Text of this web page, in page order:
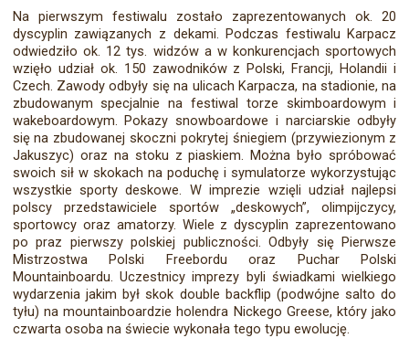
Na pierwszym festiwalu zostało zaprezentowanych ok. 20
dyscyplin zawiązanych z dekami. Podczas festiwalu Karpacz
odwiedziło ok. 12 tys. widzów a w konkurencjach sportowych
wzięło udział ok. 150 zawodników z Polski, Francji, Holandii i
Czech. Zawody odbyły się na ulicach Karpacza, na stadionie, na
zbudowanym specjalnie na festiwal torze skimboardowym i
wakeboardowym. Pokazy snowboardowe i narciarskie odbyły
się na zbudowanej skoczni pokrytej śniegiem (przywiezionym z
Jakuszyc) oraz na stoku z piaskiem. Można było spróbować
swoich sił w skokach na poduchę i symulatorze wykorzystując
wszystkie sporty deskowe. W imprezie wzięli udział najlepsi
polscy przedstawiciele sportów „deskowych”, olimpijczycy,
sportowcy oraz amatorzy. Wiele z dyscyplin zaprezentowano
po praz pierwszy polskiej publiczności. Odbyły się Pierwsze
Mistrzostwa Polski Freebordu oraz Puchar Polski
Mountainboardu. Uczestnicy imprezy byli świadkami wielkiego
wydarzenia jakim był skok double backflip (podwójne salto do
tyłu) na mountainboardzie holendra Nickego Greese, który jako
czwarta osoba na świecie wykonała tego typu ewolucję.